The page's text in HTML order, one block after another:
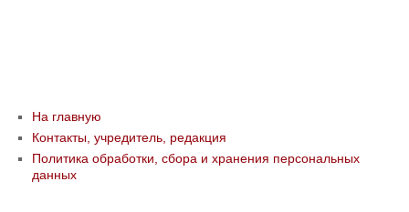
На главную
Контакты, учредитель, редакция
Политика обработки, сбора и хранения персональных
данных